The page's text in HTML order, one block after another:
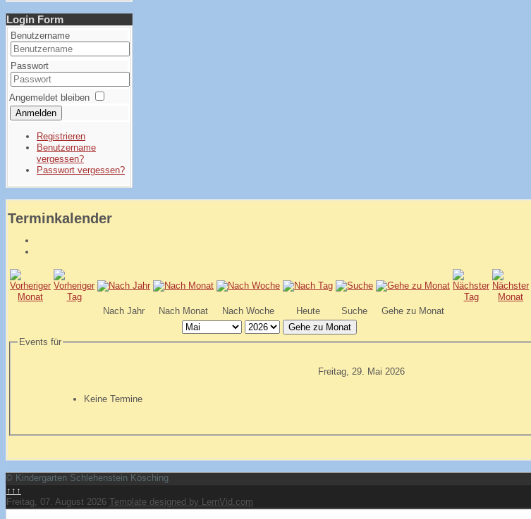
Login Form
Benutzername
Passwort
Angemeldet bleiben
Anmelden
Registrieren
Benutzername
vergessen?
Passwort vergessen?
Terminkalender
Nach Jahr Nach Monat Nach Woche Heute Suche
Gehe zu Monat
Gehe zu Monat
Events für
Freitag, 29. Mai 2026
Keine Termine
© Kindergarten Schlehenstein Kösching
↑↑↑
Freitag, 07. August 2026 Template designed by LernVid.com